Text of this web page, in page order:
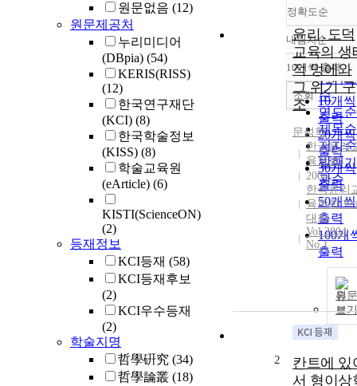
원문없음 (12)
원문제공처
누리미디어
(DBpia) (54)
KERIS(RISS)
(12)
한국연구재단
(KCI) (8)
한국학술정보
(KISS) (8)
학술교육원
(eArticle) (6)
KISTI(ScienceON)
(2)
등재정보
KCI등재 (58)
KCI등재후보
(2)
KCI우수등재
(2)
학술지명
哲學硏究 (34)
哲學論叢 (18)
정확도순
정확도
순
인기도
순
연도순
제목순
저자순
발행기
관순
내림차순
내림
10개씩 출력
10개씩
출력
20개씩
출력
30개씩
출력
50개씩
출력
100개
출력
조회
윤리․도덕
교육의 생
적 멍에와
그 위기 구
조
문성학
한국윤리
육학회
2004
한국윤리
육학회 학
대회
Vol.2004
No.1
원문
보기
2
칸트에 있
서 형이상